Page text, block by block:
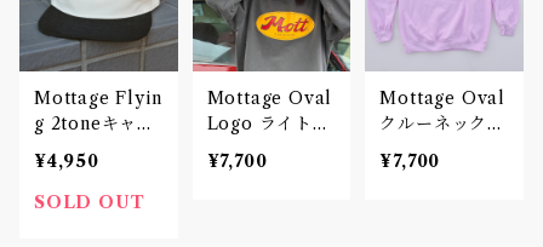
Mottage Flyin
g 2toneキャッ
プ 刺繍
¥4,950
SOLD OUT
Mottage Oval
Logo ライトウ
ェイト クルー
ネックスウェッ
¥7,700
Mottage Oval
クルーネックス
ウェット Pink
Unisex
¥7,700